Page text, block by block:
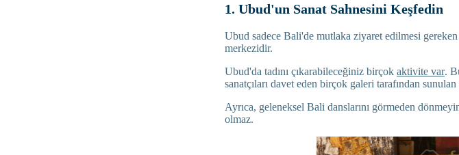
1. Ubud'un Sanat Sahnesini Keşfedin
Ubud sadece Bali'de mutlaka ziyaret edilmesi
merkezidir.
Ubud'da tadını çıkarabileceğiniz birçok aktivite var.
sanatçıları davet eden birçok galeri tarafından
Ayrıca, geleneksel Bali danslarını görmeden
olmaz.